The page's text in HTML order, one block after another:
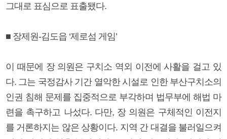
그대로 표심으로 표출됐다.
■ 장제원-김도읍 ‘제로섬 게임’
이 때문에 장 의원은 구치소 역외 이전에 사활을 걸고 있
다. 그는 국정감사 기간 열악한 시설로 인한 부산구치소의
인권 침해 문제를 집중적으로 부각하며 법무부에 해법 마
련을 촉구하고 나섰다. 다만, 장 의원은 구체적인 이전지
를 거론하지는 않은 상황이다. 지역 간 대결을 불러일으켜